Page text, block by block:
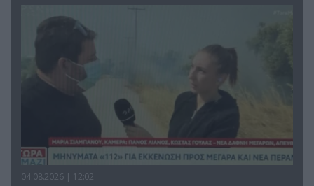
04.08.2026 | 12:02